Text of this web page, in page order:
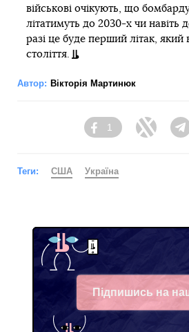
військові очікують, що
літатимуть до 2030-х чи навіть
разі це буде перший літак, який
століття.
Автор: Вікторія Мартинюк
Facebook
1
Twitter
Теги: США Україна
Підпишись на
Telegram